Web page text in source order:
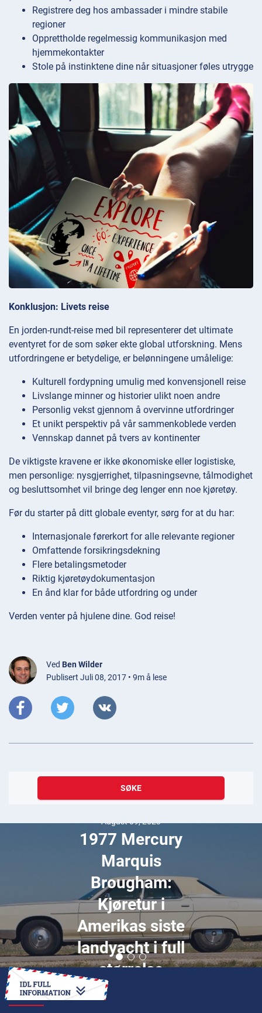
Registrere deg hos ambassader i mindre stabile
regioner
Opprettholde regelmessig kommunikasjon med
hjemmekontakter
Stole på instinktene dine når situasjoner føles utrygge
Konklusjon: Livets reise
En jorden-rundt-reise med bil representerer det ultimate
eventyret for de som søker ekte global utforskning. Mens
utfordringene er betydelige, er belønningene umålelige:
Kulturell fordypning umulig med konvensjonell reise
Livslange minner og historier ulikt noen andre
Personlig vekst gjennom å overvinne utfordringer
Et unikt perspektiv på vår sammenkoblede verden
Vennskap dannet på tvers av kontinenter
De viktigste kravene er ikke økonomiske eller logistiske,
men personlige: nysgjerrighet, tilpasningsevne, tålmodighet
og besluttsomhet vil bringe deg lenger enn noe kjøretøy.
Før du starter på ditt globale eventyr, sørg for at du har:
Internasjonale førerkort for alle relevante regioner
Omfattende forsikringsdekning
Flere betalingsmetoder
Riktig kjøretøydokumentasjon
En ånd klar for både utfordring og under
Verden venter på hjulene dine. God reise!
Ved Ben Wilder
Publisert Juli 08, 2017 • 9m å lese
SØKE
August 09, 2023
1977 Mercury
Marquis
Brougham:
Kjøretur i
Amerikas siste
landyacht i full
størrelse
HVORDAN